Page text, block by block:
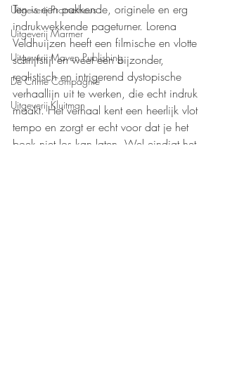
Uitgeverij Prometheus
Uitgeverij Marmer
Uitgeverij Maven Publishing
De Crime Compagnie
Uitgeverij Kluitman
Ten is een pakkende, originele en erg
indrukwekkende pageturner. Lorena
Veldhuijzen heeft een filmische en vlotte
schrijfstijl en weet een bijzonder,
realistisch en intrigerend dystopische
verhaallijn uit te werken, die echt indruk
maakt. Het verhaal kent een heerlijk vlot
tempo en zorgt er echt voor dat je het
boek niet los kan laten. Wel eindigt het